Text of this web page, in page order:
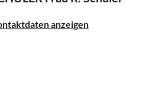
anzeigen